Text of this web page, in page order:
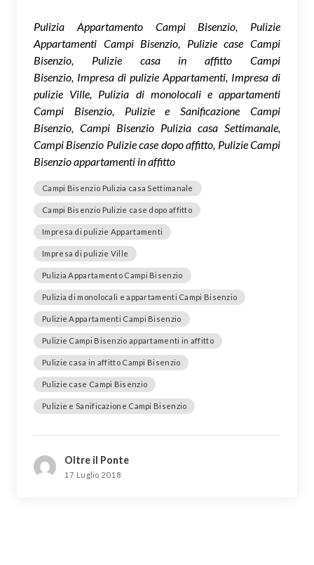
Pulizia Appartamento Campi Bisenzio, Pulizie
Appartamenti Campi Bisenzio, Pulizie case Campi
Bisenzio, Pulizie casa in affitto Campi
Bisenzio, Impresa di pulizie Appartamenti, Impresa di
pulizie Ville, Pulizia di monolocali e appartamenti
Campi Bisenzio, Pulizie e Sanificazione Campi
Bisenzio, Campi Bisenzio Pulizia casa Settimanale,
Campi Bisenzio Pulizie case dopo affitto, Pulizie Campi
Bisenzio appartamenti in affitto
Campi Bisenzio Pulizia casa Settimanale
Campi Bisenzio Pulizie case dopo affitto
Impresa di pulizie Appartamenti
Impresa di pulizie Ville
Pulizia Appartamento Campi Bisenzio
Pulizia di monolocali e appartamenti Campi Bisenzio
Pulizie Appartamenti Campi Bisenzio
Pulizie Campi Bisenzio appartamenti in affitto
Pulizie casa in affitto Campi Bisenzio
Pulizie case Campi Bisenzio
Pulizie e Sanificazione Campi Bisenzio
Oltre il Ponte
17 Luglio 2018